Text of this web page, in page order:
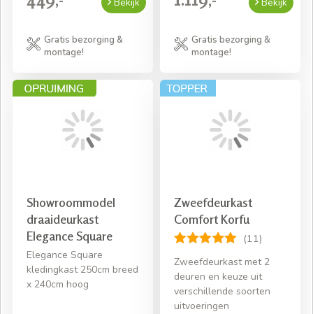
Gratis bezorging &
montage!
Gratis bezorging &
montage!
Showroommodel
draaideurkast
Elegance Square
Elegance Square
kledingkast 250cm breed
x 240cm hoog
Zweefdeurkast
Comfort Korfu
(11)
Zweefdeurkast met 2
deuren en keuze uit
verschillende soorten
uitvoeringen